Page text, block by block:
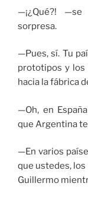
—¡¿Qué?!
sorpresa.
—Pues, sí. Tu
prototipos y los
hacia la fábrica
—Oh, en
que Argentina
—En varios
que ustedes,
Guillermo